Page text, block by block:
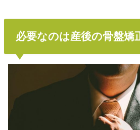
必要なのは産後の骨盤矯